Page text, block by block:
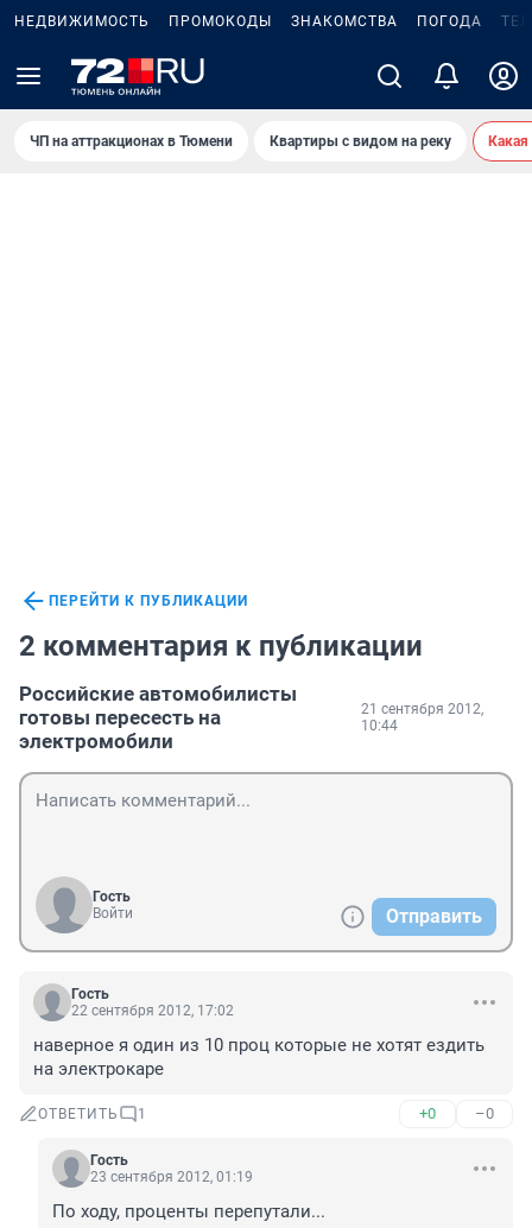
НЕДВИЖИМОСТЬ ПРОМОКОДЫ ЗНАКОМСТВА ПОГОДА
ЧП на аттракционах в Тюмени Квартиры с видом на реку
ПЕРЕЙТИ К ПУБЛИКАЦИИ
2 комментария к публикации
Российские автомобилисты
готовы пересесть на
электромобили
21 сентября 2012,
10:44
Гость
Войти
Отправить
Гость
22 сентября 2012, 17:02
наверное я один из 10 проц которые не хотят ездить
на электрокаре
ОТВЕТИТЬ 1 +0 –0
Гость
23 сентября 2012, 01:19
По ходу, проценты перепутали...